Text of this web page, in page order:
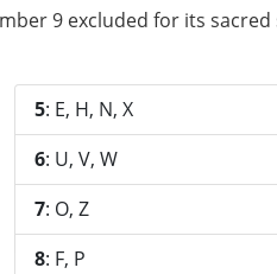
9 excluded for its
5: E, H, N, X
6: U, V, W
7: O, Z
8: F, P